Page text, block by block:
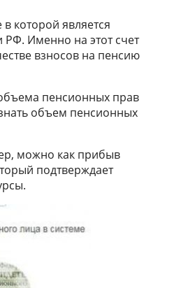
которой является
Именно на этот счет
взносов на пенсию
пенсионных прав
объем пенсионных
можно как прибыв
подтверждает